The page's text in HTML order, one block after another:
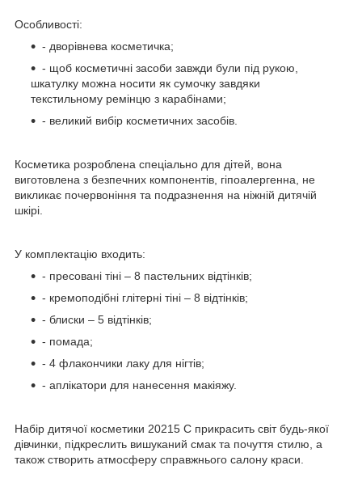
Особливості:
- дворівнева косметичка;
- щоб косметичні засоби завжди були під рукою,
шкатулку можна носити як сумочку завдяки
текстильному ремінцю з карабінами;
- великий вибір косметичних засобів.
Косметика розроблена спеціально для дітей, вона
виготовлена з безпечних компонентів, гіпоалергенна, не
викликає почервоніння та подразнення на ніжній дитячій
шкірі.
У комплектацію входить:
- пресовані тіні – 8 пастельних відтінків;
- кремоподібні глітерні тіні – 8 відтінків;
- блиски – 5 відтінків;
- помада;
- 4 флакончики лаку для нігтів;
- аплікатори для нанесення макіяжу.
Набір дитячої косметики 20215 C прикрасить світ будь-якої
дівчинки, підкреслить вишуканий смак та почуття стилю, а
також створить атмосферу справжнього салону краси.